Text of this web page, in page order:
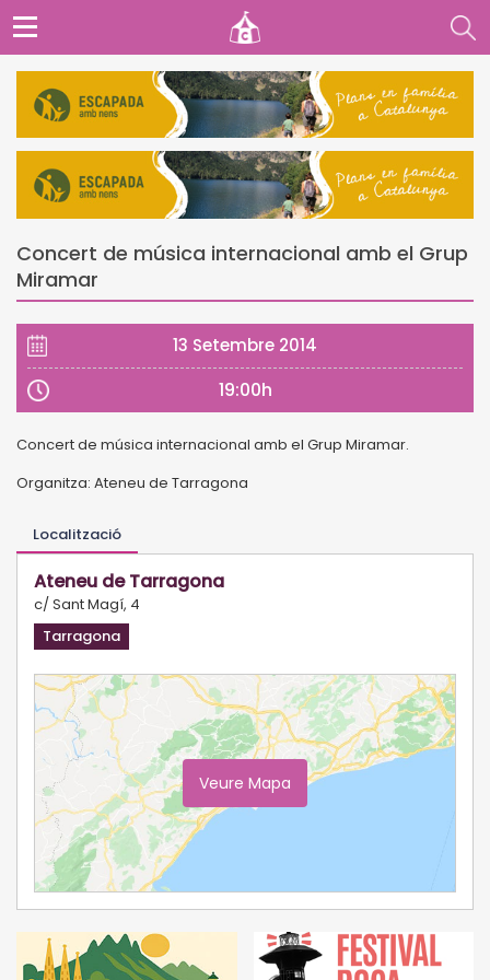
Concert de música internacional amb el Grup
Miramar
13 Setembre 2014
19:00h
Concert de música internacional amb el Grup Miramar.
Organitza: Ateneu de Tarragona
Localització
Ateneu de Tarragona
c/ Sant Magí, 4
Tarragona
Veure Mapa